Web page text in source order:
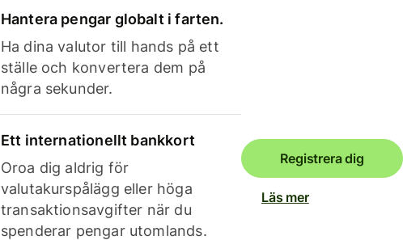
Hantera pengar globalt i farten.
Ha dina valutor till hands på ett
ställe och konvertera dem på
några sekunder.
Ett internationellt bankkort
Oroa dig aldrig för
valutakurspålägg eller höga
transaktionsavgifter när du
spenderar pengar utomlands.
Registrera dig
Läs mer